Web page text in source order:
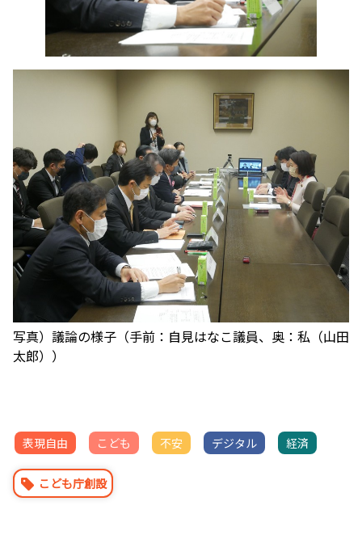
写真）議論の様子（手前：自見はなこ議員、奥：私（山田
太郎））
表現自由 こども 不安 デジタル 経済
こども庁創設